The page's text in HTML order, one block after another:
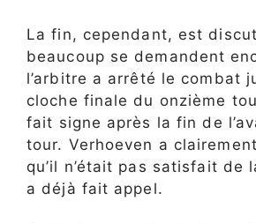
La fin, cependant, est
beaucoup se demandent
l’arbitre a arrêté le combat
cloche finale du onzième
fait signe après la fin de
tour. Verhoeven a
qu’il n’était pas satisfait de
a déjà fait appel.